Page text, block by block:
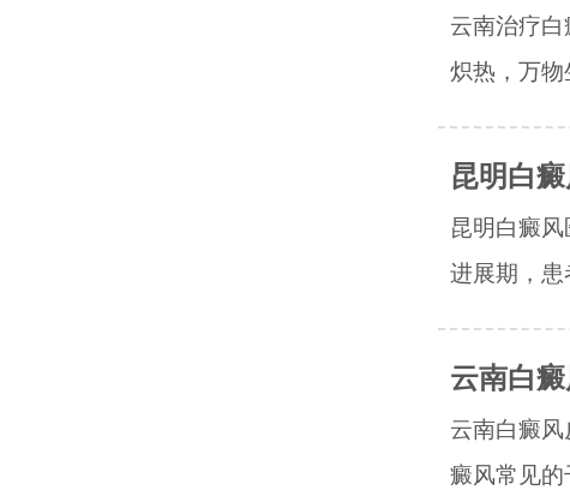
云南治疗
炽热，万物
昆明白
昆明白癜
进展期，患
云南白
云南白癜
癜风常见的